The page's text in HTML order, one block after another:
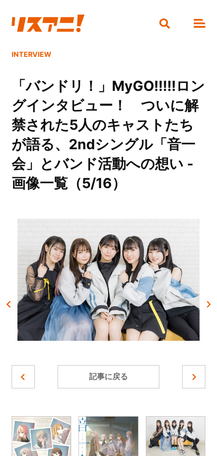
INTERVIEW
「バンドリ！」MyGO!!!!!ロン
グインタビュー！ ついに解
禁された5人のキャストたち
が語る、2ndシングル「音一
会」とバンド活動への想い -
画像一覧（5/16）
記事に戻る